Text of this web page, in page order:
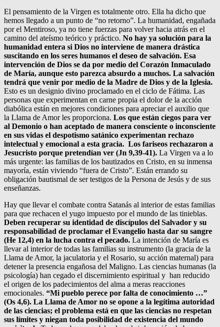
El pensamiento de la Virgen es totalmente otro. Ella ha dicho que
hemos llegado a un punto de “no retorno”. La humanidad, engañada
por el Mentiroso, ya no tiene fuerzas para volver hacia atrás en el
camino del ateísmo teórico y práctico. No hay ya solución para la
humanidad entera si Dios no interviene de manera drástica
suscitando en los seres humanos el deseo de salvación. Esa
intervención de Dios se da por medio del Corazón Inmaculado
de María, aunque esto parezca absurdo a muchos. La salvación
tendrá que venir por medio de la Madre de Dios y de la Iglesia.
Esto es un designio divino proclamado en el ciclo de Fátima. Las
personas que experimentan en carne propia el dolor de la acción
diabólica están en mejores condiciones para apreciar el auxilio que
la Llama de Amor les proporciona. Los que están ciegos para ver
al Demonio o han aceptado de manera consciente o inconsciente
en sus vidas el despotismo satánico experimentan rechazo
intelectual y emocional a esta gracia. Los fariseos rechazaron a
Jesucristo porque pretendían ver (Jn 9,39-41). La Virgen va a lo
más urgente: las familias de los bautizados en Cristo, en su inmensa
mayoría, están viviendo “fuera de Cristo”. Están errando su
obligación bautismal de ser testigos de la Persona de Jesús y de sus
enseñanzas.
Hay que llevar el combate contra Satanás al interior de estas familias
para que rechacen el yugo impuesto por el mundo de las tinieblas.
Deben recuperar su identidad de discípulos del Salvador y su
responsabilidad de proclamar el Evangelio hasta dar su sangre
(He 12,4) en la lucha contra el pecado. La intención de María es
llevar al interior de todas las familias su instrumento (la gracia de la
Llama de Amor, la jaculatoria y el Rosario, su acción maternal) para
detener la presencia engañosa del Maligno. Las ciencias humanas (la
psicología) han cegado el discernimiento espiritual y han reducido
el origen de los padecimientos del alma a meras reacciones
emocionales. “Mi pueblo perece por falta de conocimiento …”
(Os 4,6). La Llama de Amor no se opone a la legítima autoridad
de las ciencias; el problema está en que las ciencias no respetan
sus límites y niegan toda posibilidad de existencia del mundo